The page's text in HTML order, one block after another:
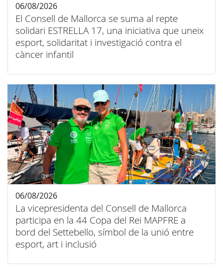
El Consell de Mallorca se suma al repte
solidari ESTRELLA 17, una iniciativa que uneix
esport, solidaritat i investigació contra el
càncer infantil
06/08/2026
La vicepresidenta del Consell de Mallorca
participa en la 44 Copa del Rei MAPFRE a
bord del Settebello, símbol de la unió entre
esport, art i inclusió
06/08/2026